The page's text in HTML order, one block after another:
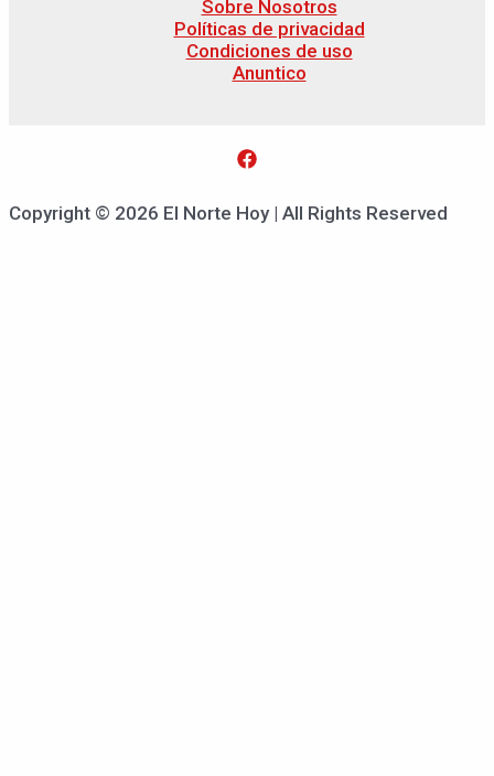
Sobre Nosotros
Políticas de privacidad
Condiciones de uso
Anuntico
Copyright © 2026 El Norte Hoy | All Rights Reserved